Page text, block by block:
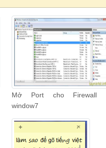
Mở Port cho Firewall
window7